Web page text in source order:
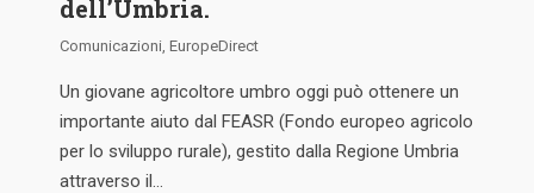
dell’Umbria.
Comunicazioni EuropeDirect
Un giovane agricoltore umbro oggi può ottenere un
importante aiuto dal FEASR (Fondo europeo agricolo
per lo sviluppo rurale), gestito dalla Regione Umbria
attraverso il…